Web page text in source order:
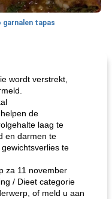
garnalen tapas
squash i
wordt verstrekt,
de
laag te
en darmen te
te
za 11 november
/ Dieet categorie
of meld u aan